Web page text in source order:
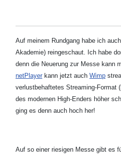
Auf meinem Rundgang habe ich
Akademie) reingeschaut. Ich habe
denn die Neuerung zur Messe kann
netPlayer kann jetzt auch Wimp
verlustbehaftetes Streaming-Format
des modernen High-Enders höher
ging es denn auch hoch her!
Auf so einer riesigen Messe gibt es